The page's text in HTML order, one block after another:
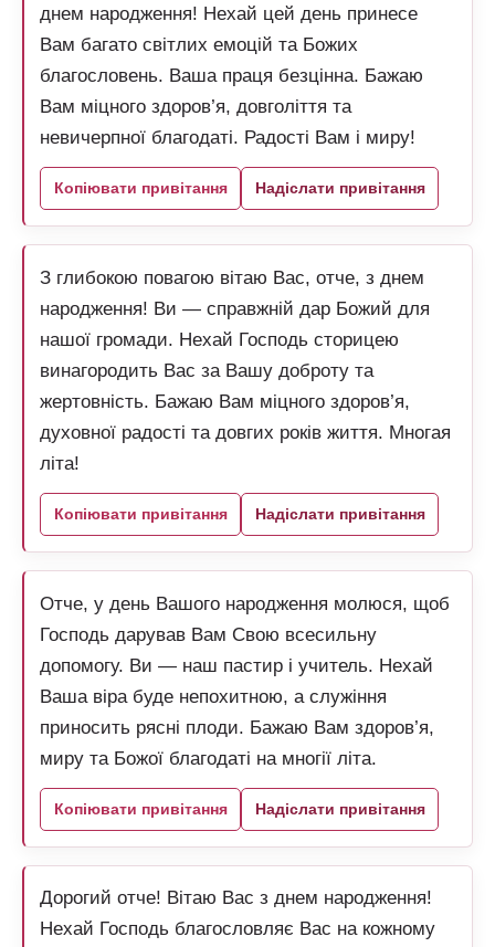
днем народження! Нехай цей день принесе
Вам багато світлих емоцій та Божих
благословень. Ваша праця безцінна. Бажаю
Вам міцного здоров’я, довголіття та
невичерпної благодаті. Радості Вам і миру!
Копіювати привітання Надіслати привітання
З глибокою повагою вітаю Вас, отче, з днем
народження! Ви — справжній дар Божий для
нашої громади. Нехай Господь сторицею
винагородить Вас за Вашу доброту та
жертовність. Бажаю Вам міцного здоров’я,
духовної радості та довгих років життя. Многая
літа!
Копіювати привітання Надіслати привітання
Отче, у день Вашого народження молюся, щоб
Господь дарував Вам Свою всесильну
допомогу. Ви — наш пастир і учитель. Нехай
Ваша віра буде непохитною, а служіння
приносить рясні плоди. Бажаю Вам здоров’я,
миру та Божої благодаті на многії літа.
Копіювати привітання Надіслати привітання
Дорогий отче! Вітаю Вас з днем народження!
Нехай Господь благословляє Вас на кожному